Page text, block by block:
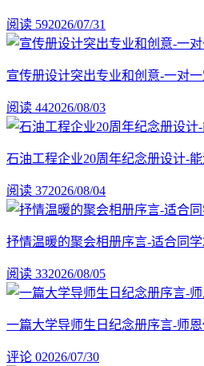
阅读 592026/07/31
宣传册设计突出专业和创意-一对
阅读 442026/08/03
石油工程企业20周年纪念册设计-
阅读 372026/08/04
抒情温暖的聚会相册序言-适合同
阅读 332026/08/05
一篇大学导师生日纪念册序言-师
评论 02026/07/30